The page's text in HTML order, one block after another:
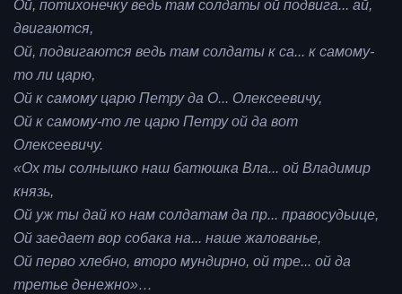
Ой, потихонечку ведь там солдаты ой подвига... ай,
двигаются,
Ой, подвигаются ведь там солдаты к са... к самому-
то ли царю,
Ой к самому царю Петру да О... Олексеевичу,
Ой к самому-то ле царю Петру ой да вот
Олексеевичу.
«Ох ты солнышко наш батюшка Вла... ой Владимир
князь,
Ой уж ты дай ко нам солдатам да пр... правосудьице,
Ой заедает вор собака на... наше жалованье,
Ой перво хлебно, второ мундирно, ой тре... ой да
третье денежно»…